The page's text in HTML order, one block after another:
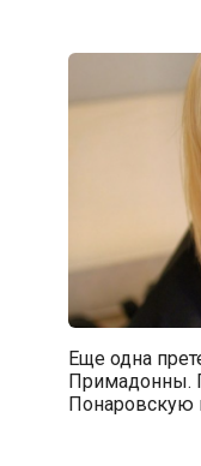
Еще одна
Примадонны.
Понаровскую